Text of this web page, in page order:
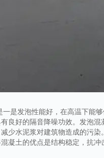
一是发泡性能好，在高温下能
良好的隔音降噪功效。发泡
少水泥浆对建筑物造成的污
凝土的优点是结构稳定，抗